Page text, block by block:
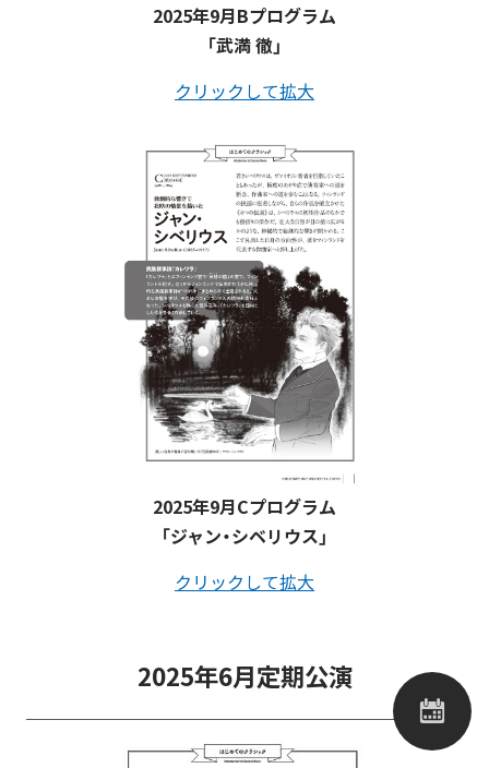
2025年9月Bプログラム
「武満 徹」
クリックして拡大
2025年9月Cプログラム
「ジャン・シベリウス」
クリックして拡大
2025年6月定期公演